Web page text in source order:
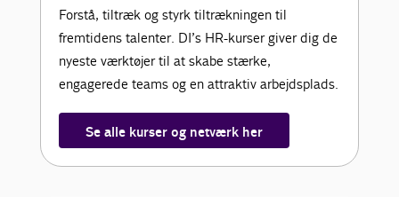
Forstå, tiltræk og styrk tiltrækningen til
fremtidens talenter. DI’s HR-kurser giver dig de
nyeste værktøjer til at skabe stærke,
engagerede teams og en attraktiv arbejdsplads.
Se alle kurser og netværk her